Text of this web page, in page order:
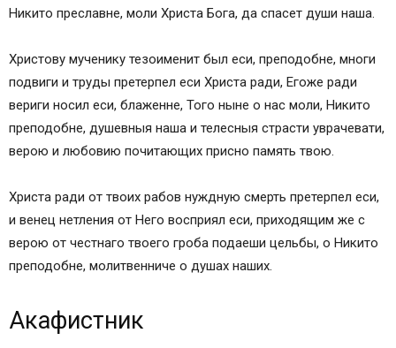
Никито преславне, моли Христа Бога, да спасет души наша.
Христову мученику тезоименит был еси, преподобне, многи
подвиги и труды претерпел еси Христа ради, Егоже ради
вериги носил еси, блаженне, Того ныне о нас моли, Никито
преподобне, душевныя наша и телесныя страсти уврачевати,
верою и любовию почитающих присно память твою.
Христа ради от твоих рабов нуждную смерть претерпел еси,
и венец нетления от Него восприял еси, приходящим же с
верою от честнаго твоего гроба подаеши цельбы, о Никито
преподобне, молитвенниче о душах наших.
Акафистник